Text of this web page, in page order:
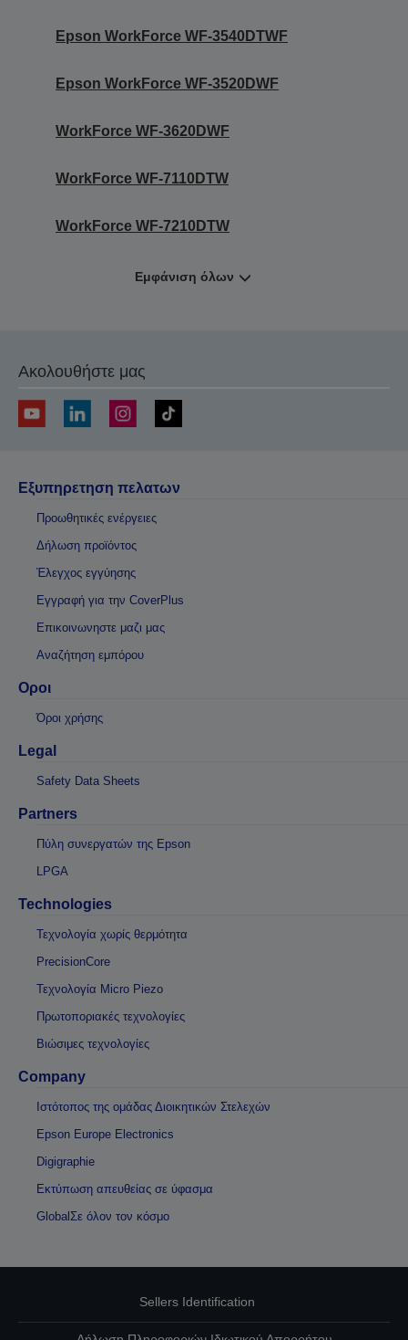
Epson WorkForce WF-3540DTWF
Epson WorkForce WF-3520DWF
WorkForce WF-3620DWF
WorkForce WF-7110DTW
WorkForce WF-7210DTW
Εμφάνιση όλων
Ακολουθήστε μας
Εξυπηρετηση πελατων
Προωθητικές ενέργειες
Δήλωση προϊόντος
Έλεγχος εγγύησης
Εγγραφή για την CoverPlus
Επικοινωνηστε μαζι μας
Αναζήτηση εμπόρου
Οροι
Όροι χρήσης
Legal
Safety Data Sheets
Partners
Πύλη συνεργατών της Epson
LPGA
Technologies
Τεχνολογία χωρίς θερμότητα
PrecisionCore
Τεχνολογία Micro Piezo
Πρωτοποριακές τεχνολογίες
Βιώσιμες τεχνολογίες
Company
Ιστότοπος της ομάδας Διοικητικών Στελεχών
Epson Europe Electronics
Digigraphie
Εκτύπωση απευθείας σε ύφασμα
GlobalΣε όλον τον κόσμο
Sellers Identification